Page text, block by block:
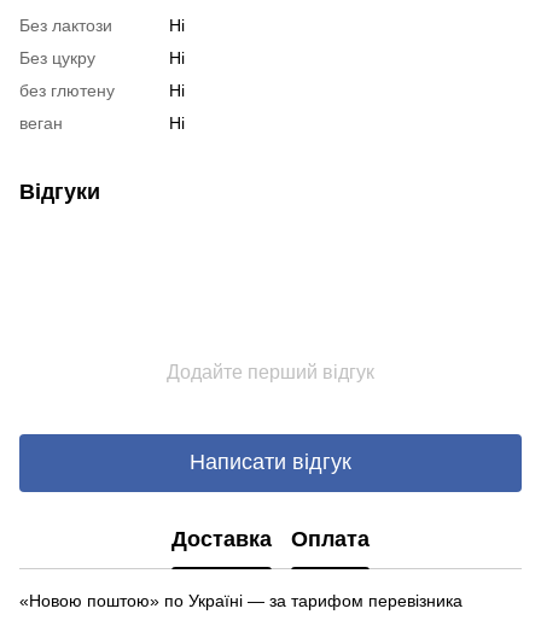
Без лактози
Ні
Без цукру
Ні
без глютену
Ні
веган
Ні
Відгуки
Додайте перший відгук
Написати відгук
Доставка Оплата
«Новою поштою» по Україні — за тарифом перевізника